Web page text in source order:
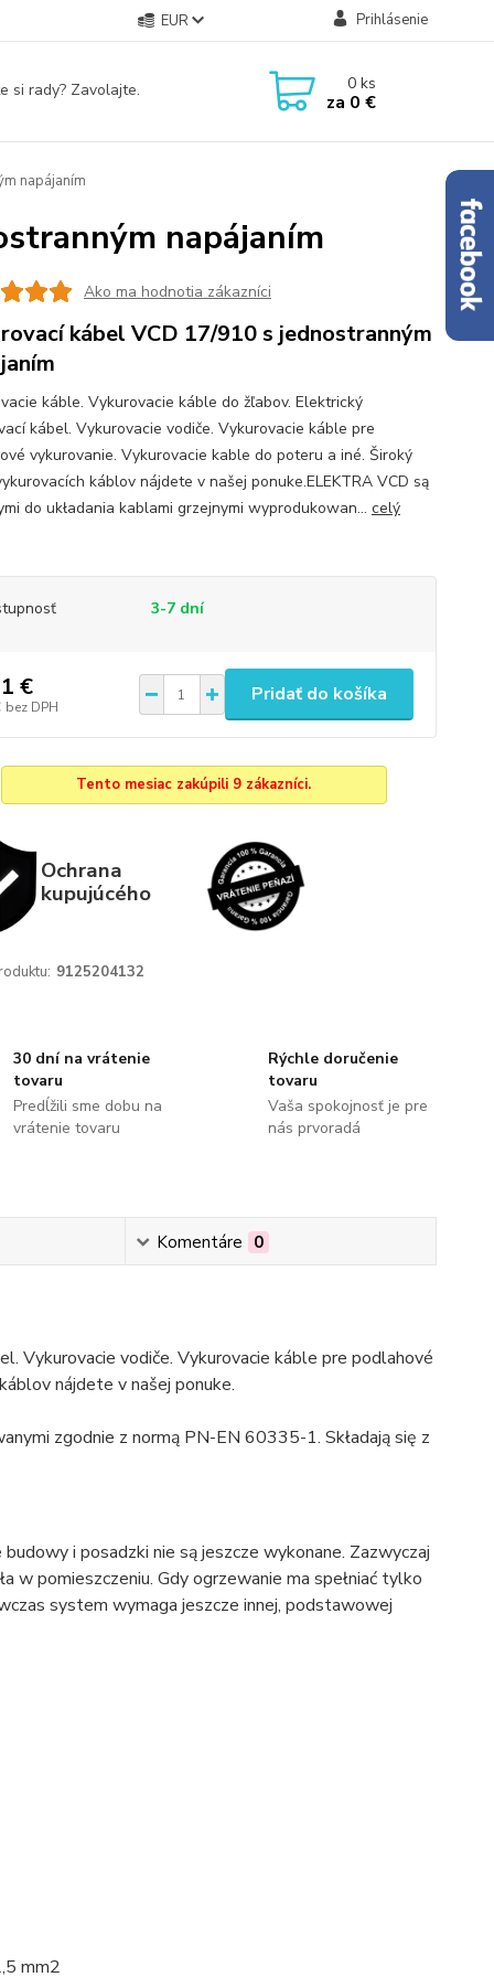
EUR Prihlásenie
si rady? Zavolajte. 0ks
za 0 €
napájaním
napájaním
Ako ma hodnotia zákazníci
kábel VCD 17/910 s jednostranným
káble. Vykurovacie káble do žľabov. Elektrický
kábel. Vykurovacie vodiče. Vykurovacie káble pre
vykurovanie. Vykurovacie kable do poteru a iné. Široký
káblov nájdete v našej ponuke.ELEKTRA VCD są
do układania kablami grzejnymi wyprodukowan... celý
3-7 dní
€
bez DPH
Pridať do košíka
Tento mesiac zakúpili 9 zákazníci.
Ochrana
kupujúcého
9125204132
30 dní na vrátenie
tovaru
Predĺžili sme dobu na
vrátenie tovaru
Rýchle doručenie
tovaru
Vaša spokojnosť je pre
nás prvoradá
Komentáre 0
Vykurovacie vodiče. Vykurovacie káble pre podlahové
nájdete v našej ponuke.
zgodnie z normą PN-EN 60335-1. Składają się z
i posadzki nie są jeszcze wykonane. Zazwyczaj
w pomieszczeniu. Gdy ogrzewanie ma spełniać tylko
system wymaga jeszcze innej, podstawowej
mm2